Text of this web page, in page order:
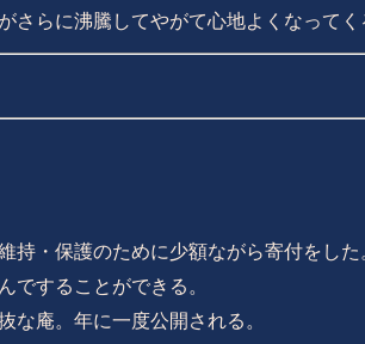
さらに沸騰してやがて心地よくなってく
持・保護のために少額ながら寄付をした
ですることができる。
な庵。年に一度公開される。